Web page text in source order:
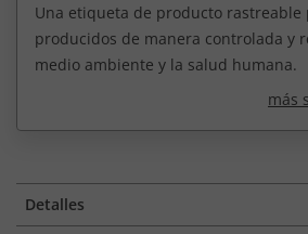
Una etiqueta de producto rastreable
producidos de manera controlada y
medio ambiente y la salud humana.
más
Detalles